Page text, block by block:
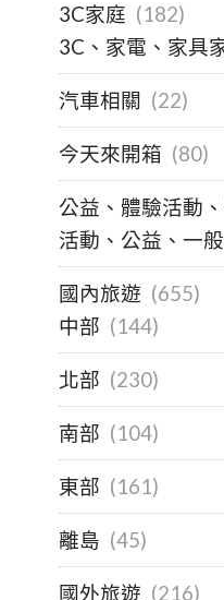
3C家庭 (182)
3C、家電、家具
汽車相關 (22)
今天來開箱 (80)
公益、體驗活動
活動、公益、一
國內旅遊 (655)
中部 (144)
北部 (230)
南部 (104)
東部 (161)
離島 (45)
國外旅遊 (216)